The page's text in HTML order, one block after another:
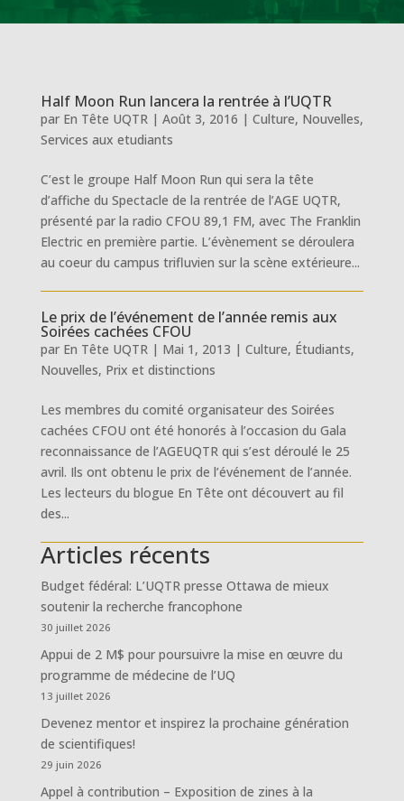
Half Moon Run lancera la rentrée à l’UQTR
par En Tête UQTR| Août 3, 2016 | Culture, Nouvelles,
Services aux etudiants
C’est le groupe Half Moon Run qui sera la tête
d’affiche du Spectacle de la rentrée de l’AGE UQTR,
présenté par la radio CFOU 89,1 FM, avec The Franklin
Electric en première partie. L’évènement se déroulera
au coeur du campus trifluvien sur la scène extérieure...
Le prix de l’événement de l’année remis aux
Soirées cachées CFOU
par En Tête UQTR| Mai 1, 2013 | Culture, Étudiants,
Nouvelles, Prix et distinctions
Les membres du comité organisateur des Soirées
cachées CFOU ont été honorés à l’occasion du Gala
reconnaissance de l’AGEUQTR qui s’est déroulé le 25
avril. Ils ont obtenu le prix de l’événement de l’année.
Les lecteurs du blogue En Tête ont découvert au fil
des...
Articles récents
Budget fédéral: L’UQTR presse Ottawa de mieux
soutenir la recherche francophone
30 juillet 2026
Appui de 2 M$ pour poursuivre la mise en œuvre du
programme de médecine de l’UQ
13 juillet 2026
Devenez mentor et inspirez la prochaine génération
de scientifiques!
29 juin 2026
Appel à contribution – Exposition de zines à la